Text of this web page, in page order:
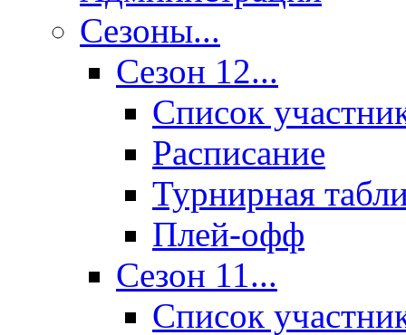
Сезоны...
Сезон 12...
Список
Расписание
Турнирная
Плей-офф
Сезон 11...
Список